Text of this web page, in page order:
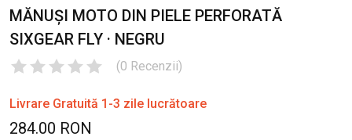
MĂNUȘI MOTO DIN PIELE PERFORATĂ
SIXGEAR FLY · NEGRU
(0 Recenzii)
Livrare Gratuită 1-3 zile lucrătoare
284.00 RON